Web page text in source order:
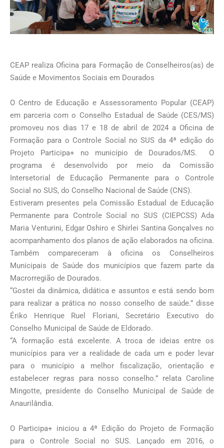
CEAP realiza Oficina para Formação de Conselheiros(as) de
Saúde e Movimentos Sociais em Dourados
O Centro de Educação e Assessoramento Popular (CEAP)
em parceria com o Conselho Estadual de Saúde (CES/MS)
promoveu nos dias 17 e 18 de abril de 2024 a Oficina de
Formação para o Controle Social no SUS da 4ª edição do
Projeto Participa+ no município de Dourados/MS. O
programa é desenvolvido por meio da Comissão
Intersetorial de Educação Permanente para o Controle
Social no SUS, do Conselho Nacional de Saúde (CNS).
Estiveram presentes pela Comissão Estadual de Educação
Permanente para Controle Social no SUS (CIEPCSS) Ada
Maria Venturini, Edgar Oshiro e Shirlei Santina Gonçalves no
acompanhamento dos planos de ação elaborados na oficina.
Também compareceram à oficina os Conselheiros
Municipais de Saúde dos municípios que fazem parte da
Macrorregião de Dourados.
“Gostei da dinâmica, didática e assuntos e está sendo bom
para realizar a prática no nosso conselho de saúde.” disse
Ériko Henrique Ruel Floriani, Secretário Executivo do
Conselho Municipal de Saúde de Eldorado.
“A formação está excelente. A troca de ideias entre os
municípios para ver a realidade de cada um e poder levar
para o município a melhor fiscalização, orientação e
estabelecer regras para nosso conselho.” relata Caroline
Mingotte, presidente do Conselho Municipal de Saúde de
Anaurilândia.
O Participa+ iniciou a 4ª Edição do Projeto de Formação
para o Controle Social no SUS. Lançado em 2016, o